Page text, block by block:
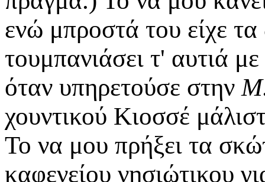
ενώ μπροστά του είχε
τουμπανιάσει τ' αυτιά
όταν υπηρετούσε στην
χουντικού Κιοσσέ
Το να μου πρήξει τα
καφενείου νησιώτικου